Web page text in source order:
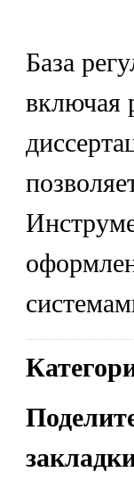
База
включая